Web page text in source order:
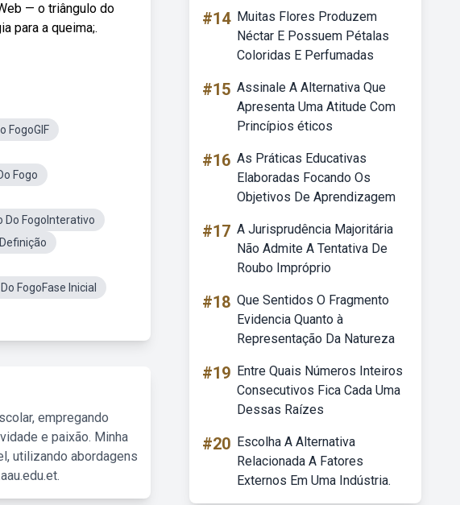
— o triângulo do
para a queima;.
FogoGIF
Fogo
Do FogoInterativo
FogoFase Inicial
empregando
e paixão. Minha
utilizando abordagens
#14 Muitas Flores Produzem
Néctar E Possuem Pétalas
Coloridas E Perfumadas
#15 Assinale A Alternativa Que
Apresenta Uma Atitude Com
Princípios éticos
#16 As Práticas Educativas
Elaboradas Focando Os
Objetivos De Aprendizagem
#17 A Jurisprudência Majoritária
Não Admite A Tentativa De
Roubo Impróprio
#18 Que Sentidos O Fragmento
Evidencia Quanto à
Representação Da Natureza
#19 Entre Quais Números Inteiros
Consecutivos Fica Cada Uma
Dessas Raízes
#20 Escolha A Alternativa
Relacionada A Fatores
Externos Em Uma Indústria.